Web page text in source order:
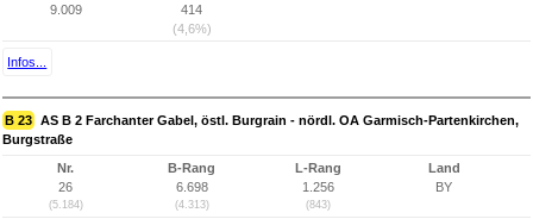
9.009
414
(4,6%)
Infos...
B 23 AS B 2 Farchanter Gabel, östl. Burgrain - nördl. OA Garmisch-Partenkirchen,
Burgstraße
Nr.
26
(5.184)
B-Rang
6.698
(4.313)
L-Rang
1.256
(843)
Land
BY